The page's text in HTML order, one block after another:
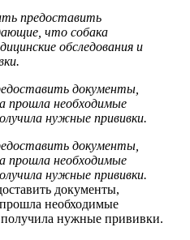
предоставить
что собака
обследования и
документы,
прошла необходимые
нужные прививки.
документы,
прошла необходимые
нужные прививки.
документы,
необходимые
нужные прививки.